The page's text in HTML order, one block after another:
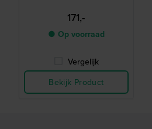
171,-
● Op voorraad
Vergelijk
Bekijk Product